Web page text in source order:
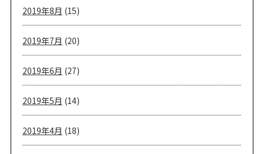
2019年8月 (15)
2019年7月 (20)
2019年6月 (27)
2019年5月 (14)
2019年4月 (18)